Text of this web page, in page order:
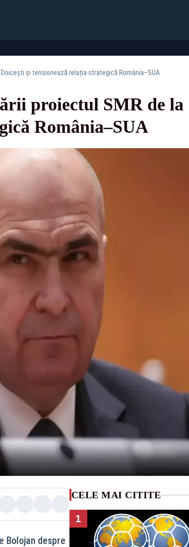
și tensionează relația strategică România–SUA
proiectul SMR de la
România–SUA
Bolojan despre
CELE MAI CITITE
1